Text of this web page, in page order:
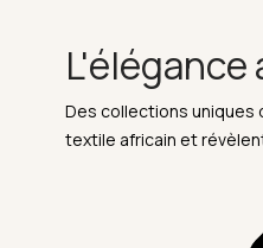
Des collections uniques
textile africain et